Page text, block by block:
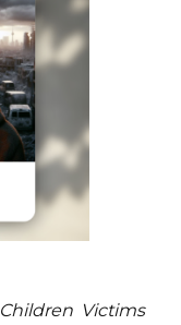
Victims